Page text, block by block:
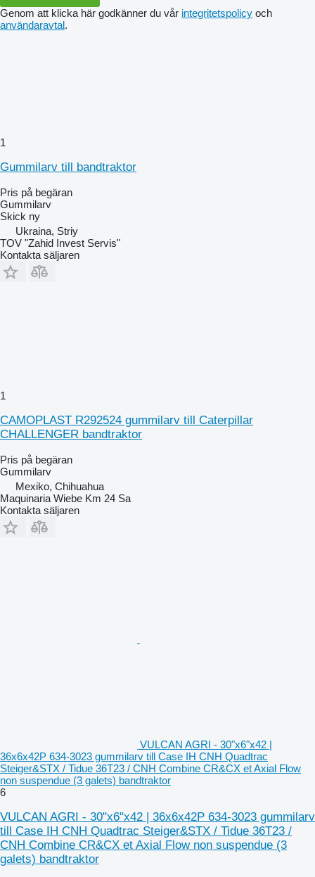
Genom att klicka här godkänner du vår integritetspolicy och
användaravtal.
1
Gummilarv till bandtraktor
Pris på begäran
Gummilarv
Skick ny
Ukraina, Striy
TOV "Zahid Invest Servis"
Kontakta säljaren
1
CAMOPLAST R292524 gummilarv till Caterpillar
CHALLENGER bandtraktor
Pris på begäran
Gummilarv
Mexiko, Chihuahua
Maquinaria Wiebe Km 24 Sa
Kontakta säljaren
VULCAN AGRI - 30"x6"x42 |
36x6x42P 634-3023 gummilarv till Case IH CNH Quadtrac
Steiger&STX / Tidue 36T23 / CNH Combine CR&CX et Axial Flow
non suspendue (3 galets) bandtraktor
6
VULCAN AGRI - 30"x6"x42 | 36x6x42P 634-3023 gummilarv
till Case IH CNH Quadtrac Steiger&STX / Tidue 36T23 /
CNH Combine CR&CX et Axial Flow non suspendue (3
galets) bandtraktor